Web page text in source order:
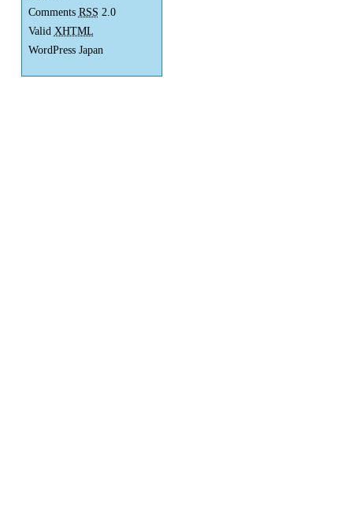
Comments RSS 2.0
Valid XHTML
WordPress Japan